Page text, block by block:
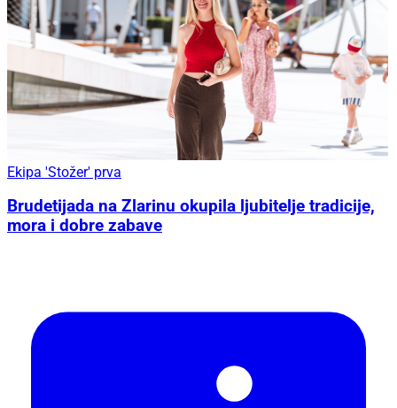
Ekipa 'Stožer' prva
Brudetijada na Zlarinu okupila ljubitelje tradicije,
mora i dobre zabave